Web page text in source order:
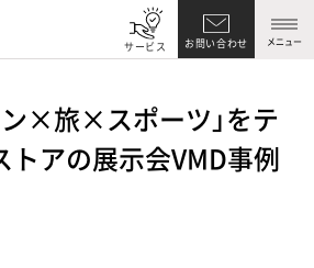
サービス お問い合わせ メニュー
ン×旅×スポーツ」をテ
トアの展示会VMD事例